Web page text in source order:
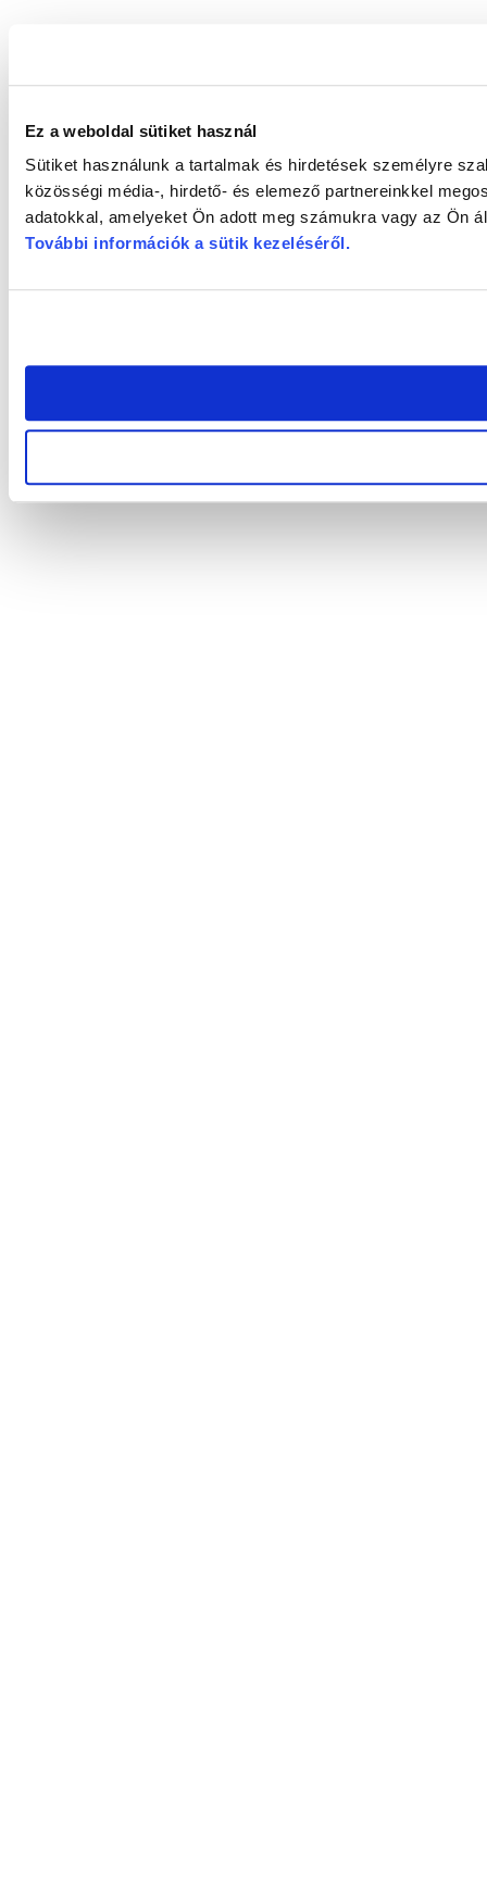
Ez a weboldal sütiket használ
Sütiket használunk a tartalmak és hirdetések személyre
közösségi média-, hirdető- és elemező partnereinkkel
adatokkal, amelyeket Ön adott meg számukra vagy az Ön
További információk a sütik kezeléséről.